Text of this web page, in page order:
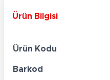
Ürün Bilgisi
Ürün Kodu
Barkod